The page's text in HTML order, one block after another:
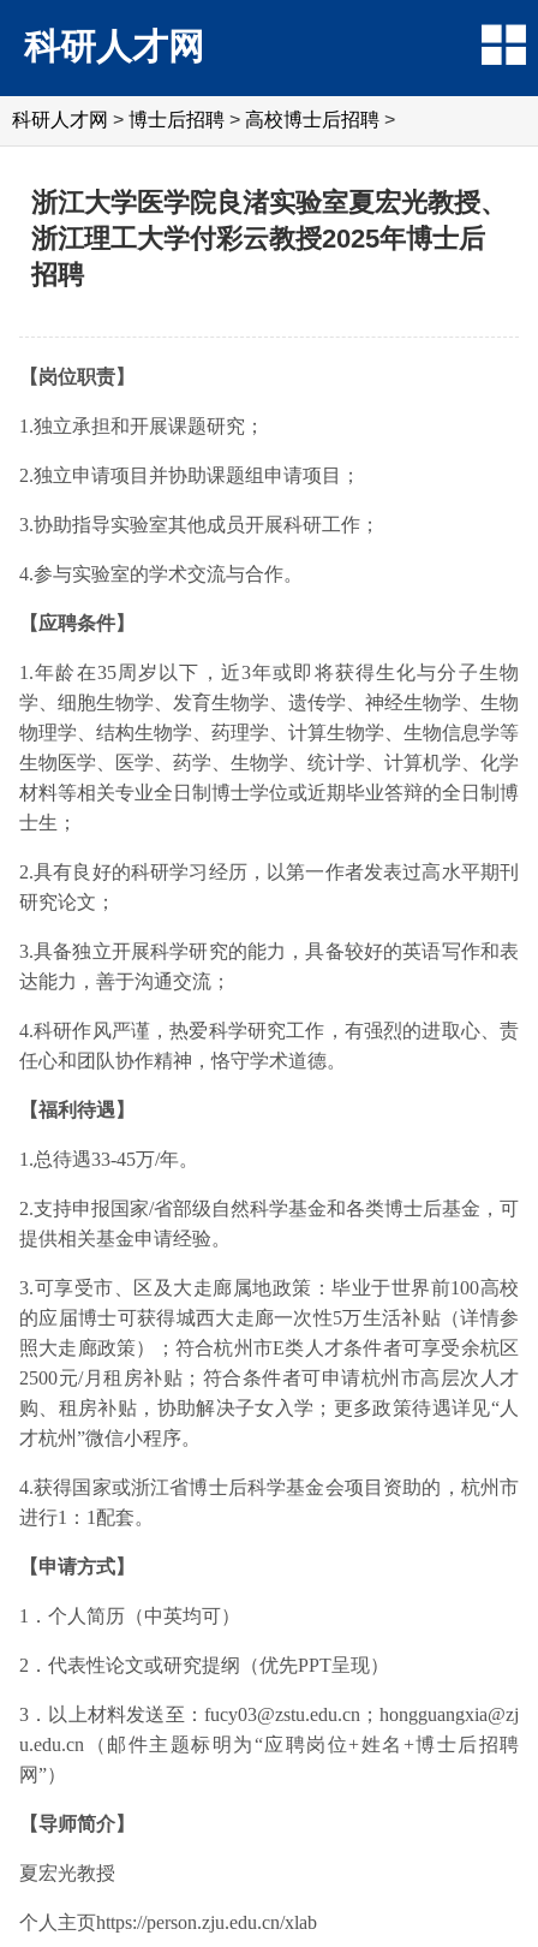
科研人才网
科研人才网 > 博士后招聘 > 高校博士后招聘 >
浙江大学医学院良渚实验室夏宏光教授、
浙江理工大学付彩云教授2025年博士后
招聘
【岗位职责】
1.独立承担和开展课题研究；
2.独立申请项目并协助课题组申请项目；
3.协助指导实验室其他成员开展科研工作；
4.参与实验室的学术交流与合作。
【应聘条件】
1.年龄在35周岁以下，近3年或即将获得生化与分子生物
学、细胞生物学、发育生物学、遗传学、神经生物学、生物
物理学、结构生物学、药理学、计算生物学、生物信息学等
生物医学、医学、药学、生物学、统计学、计算机学、化学
材料等相关专业全日制博士学位或近期毕业答辩的全日制博
士生；
2.具有良好的科研学习经历，以第一作者发表过高水平期刊
研究论文；
3.具备独立开展科学研究的能力，具备较好的英语写作和表
达能力，善于沟通交流；
4.科研作风严谨，热爱科学研究工作，有强烈的进取心、责
任心和团队协作精神，恪守学术道德。
【福利待遇】
1.总待遇33-45万/年。
2.支持申报国家/省部级自然科学基金和各类博士后基金，可
提供相关基金申请经验。
3.可享受市、区及大走廊属地政策：毕业于世界前100高校
的应届博士可获得城西大走廊一次性5万生活补贴（详情参
照大走廊政策）；符合杭州市E类人才条件者可享受余杭区
2500元/月租房补贴；符合条件者可申请杭州市高层次人才
购、租房补贴，协助解决子女入学；更多政策待遇详见“人
才杭州”微信小程序。
4.获得国家或浙江省博士后科学基金会项目资助的，杭州市
进行1：1配套。
【申请方式】
1．个人简历（中英均可）
2．代表性论文或研究提纲（优先PPT呈现）
3．以上材料发送至：fucy03@zstu.edu.cn；hongguangxia@zj
u.edu.cn（邮件主题标明为“应聘岗位+姓名+博士后招聘
网”）
【导师简介】
夏宏光教授
个人主页https://person.zju.edu.cn/xlab